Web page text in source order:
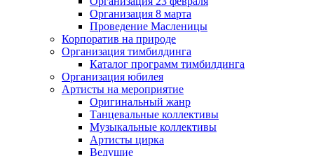
Организация 8 марта
Проведение Масленицы
Корпоратив на природе
Организация тимбилдинга
Каталог программ тимбилдинга
Организация юбилея
Артисты на мероприятие
Оригинальный жанр
Танцевальные коллективы
Музыкальные коллективы
Артисты цирка
Ведущие